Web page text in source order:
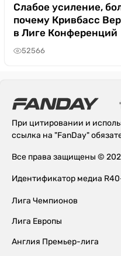
Слабое усиление,
почему Кривбасс
в Лиге Конференций
52566
При цитировании и
ссылка на "FanDay"
Все права защищены ©
Идентификатор медиа
Лига Чемпионов
Лига Европы
Англия Премьер-лига